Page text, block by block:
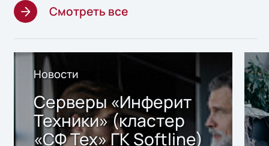
Смотреть все
Новости
Серверы «Инферит
Техники» (кластер
«СФ Тех» ГК Softline)